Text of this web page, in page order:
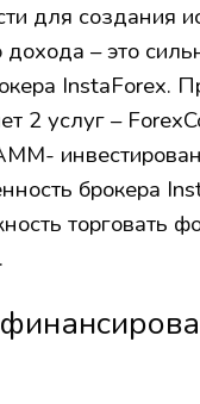
для создания
дохода – это
InstaForex.
2 услуг –
брокера
торговать